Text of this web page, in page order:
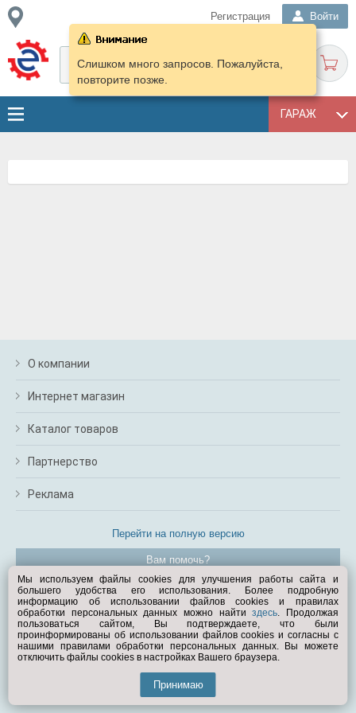
Регистрация Войти
ГАРАЖ
Слишком много запросов. Пожалуйста,
повторите позже.
О компании
Интернет магазин
Каталог товаров
Партнерство
Реклама
Перейти на полную версию
Вам помочь?
© Exist.ru 1998—2026
Мы используем файлы cookies для улучшения работы сайта и
большего удобства его использования. Более подробную
информацию об использовании файлов cookies и правилах
обработки персональных данных можно найтиздесь. Продолжая
пользоваться сайтом, Вы подтверждаете, что были
проинформированы об использовании файлов cookies и согласны с
нашими правилами обработки персональных данных. Вы можете
отключить файлы cookies в настройках Вашего браузера.
Принимаю